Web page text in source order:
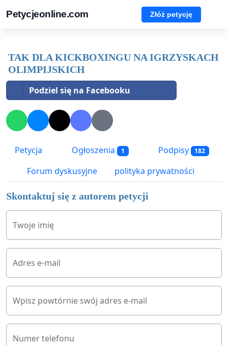
Petycjeonline.com Złóż petycję
TAK DLA KICKBOXINGU NA IGRZYSKACH
OLIMPIJSKICH
Podziel się na Facebooku
Petycja Ogłoszenia 1 Podpisy 182
Forum dyskusyjne polityka prywatności
Skontaktuj się z autorem petycji
Twoje imię
Adres e-mail
Wpisz powtórnie swój adres e-mail
Numer telefonu